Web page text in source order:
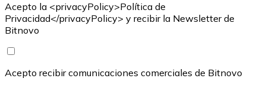
Acepto la <privacyPolicy>Política de
Privacidad</privacyPolicy> y recibir la Newsletter de
Bitnovo
Acepto recibir comunicaciones comerciales de Bitnovo